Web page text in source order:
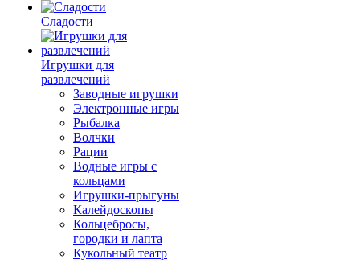
Сладости
Игрушки для
развлечений
Заводные игрушки
Электронные игры
Рыбалка
Волчки
Рации
Водные игры с
кольцами
Игрушки-прыгуны
Калейдоскопы
Кольцебросы,
городки и лапта
Кукольный театр